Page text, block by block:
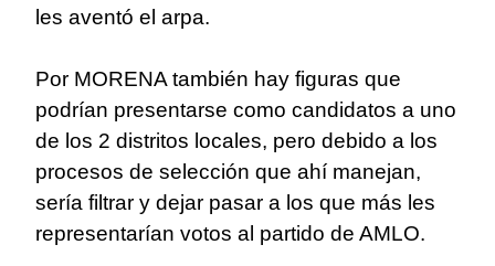
les aventó el arpa.
Por MORENA también hay figuras que
podrían presentarse como candidatos a uno
de los 2 distritos locales, pero debido a los
procesos de selección que ahí manejan,
sería filtrar y dejar pasar a los que más les
representarían votos al partido de AMLO.